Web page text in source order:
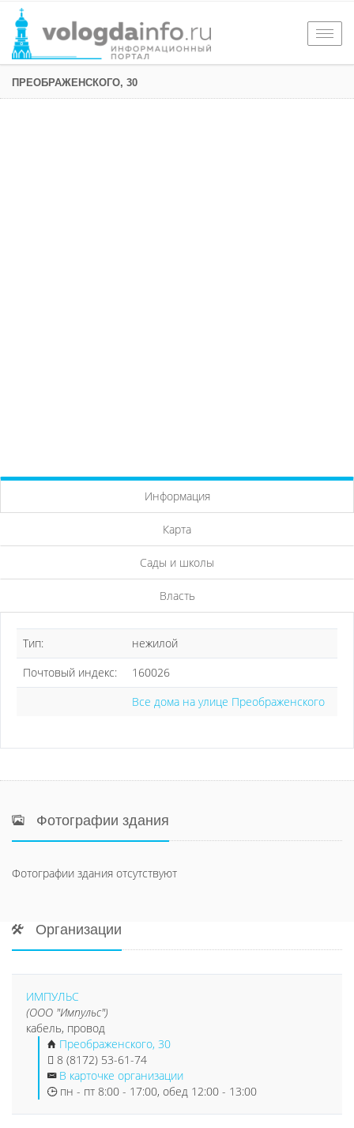
ПРЕОБРАЖЕНСКОГО, 30
Информация
Карта
Сады и школы
Власть
Тип:
нежилой
Почтовый индекс:
160026
Все дома на улице Преображенского
Фотографии здания
Фотографии здания отсутствуют
Организации
ИМПУЛЬС
(ООО "Импульс")
кабель, провод
Преображенского, 30
8 (8172) 53-61-74
В карточке организации
пн - пт 8:00 - 17:00, обед 12:00 - 13:00